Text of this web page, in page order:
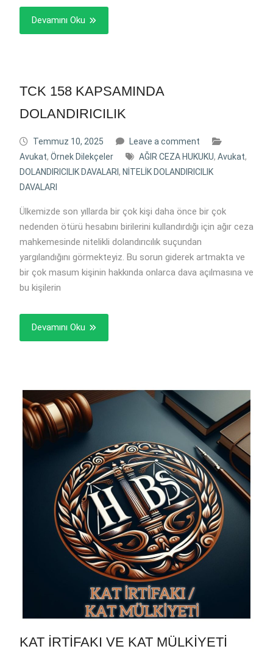
Devamını Oku
TCK 158 KAPSAMINDA
DOLANDIRICILIK
Temmuz 10, 2025
Leave a comment
Avukat, Örnek Dilekçeler AĞIR CEZA HUKUKU, Avukat,
DOLANDIRICILIK DAVALARI, NİTELİK DOLANDIRICILIK
DAVALARI
Ülkemizde son yıllarda bir çok kişi daha önce bir çok
nedenden ötürü hesabını birilerini kullandırdığı için ağır ceza
mahkemesinde nitelikli dolandırıcılık suçundan
yargılandığını görmekteyiz. Bu sorun giderek artmakta ve
bir çok masum kişinin hakkında onlarca dava açılmasına ve
bu kişilerin
Devamını Oku
KAT İRTİFAKI VE KAT MÜLKİYETİ